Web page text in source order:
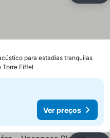
para estadias tranquilas
Torre Eiffel
Ver preços